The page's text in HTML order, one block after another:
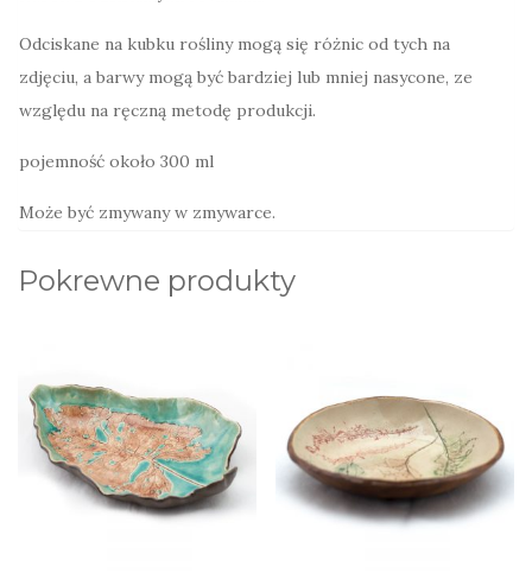
Odciskane na kubku rośliny mogą się różnic od tych na
zdjęciu, a barwy mogą być bardziej lub mniej nasycone, ze
względu na ręczną metodę produkcji.
pojemność około 300 ml
Może być zmywany w zmywarce.
Pokrewne produkty